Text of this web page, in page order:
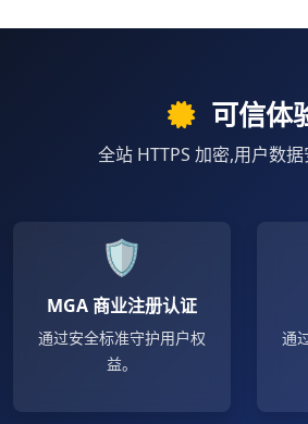
可信体
全站 HTTPS 加密,用户数据
🛡
MGA 商业注册认证
通过安全标准守护用户权
益。
通